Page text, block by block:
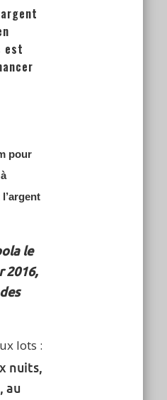
est
pour
le
2016,
lots :
nuits,
au